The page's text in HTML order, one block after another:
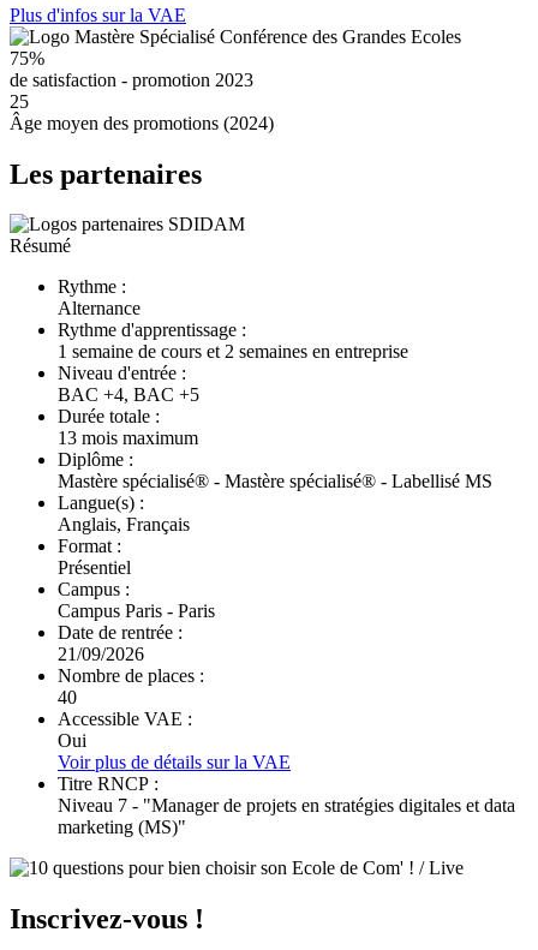
Plus d'infos sur la VAE
75%
de satisfaction - promotion 2023
25
Âge moyen des promotions (2024)
Les partenaires
Résumé
Rythme :
Alternance
Rythme d'apprentissage :
1 semaine de cours et 2 semaines en entreprise
Niveau d'entrée :
BAC +4, BAC +5
Durée totale :
13 mois maximum
Diplôme :
Mastère spécialisé® - Mastère spécialisé® - Labellisé MS
Langue(s) :
Anglais, Français
Format :
Présentiel
Campus :
Campus Paris - Paris
Date de rentrée :
21/09/2026
Nombre de places :
40
Accessible VAE :
Oui
Voir plus de détails sur la VAE
Titre RNCP :
Niveau 7 - "Manager de projets en stratégies digitales et data
marketing (MS)"
Inscrivez-vous !